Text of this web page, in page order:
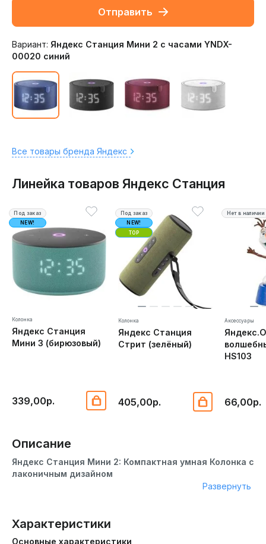
Отправить
Вариант: Яндекс Станция Мини 2 с часами YNDX-
00020 синий
Все товары бренда Яндекс
Линейка товаров Яндекс Станция
Под заказ
NEW!
Колонка
Яндекс Станция
Мини 3 (бирюзовый)
339,00р.
Под заказ
NEW!
TOP
Колонка
Яндекс Станция
Стрит (зелёный)
405,00р.
Нет в наличии
Аксессуары
HS103
66,00р.
Описание
Яндекс Станция Мини 2: Компактная умная Колонка с
лаконичным дизайном
новостей и управлять умным домом. Её компактные
размеры позволяют легко разместить её в любом
Развернуть
Характеристики
Основные характеристики